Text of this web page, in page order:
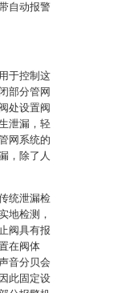
自动报警
于控制这
部分管网
处设置阀
泄漏，轻
网系统的
，除了人
统泄漏检
地检测，
阀具有报
在阀体
音分贝会
此固定设